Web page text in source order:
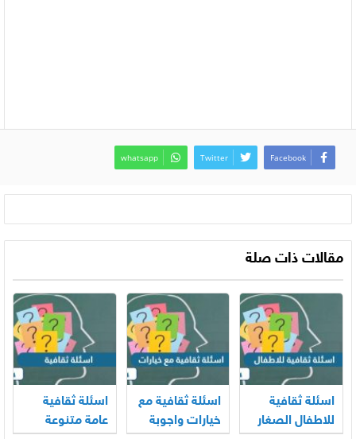
Facebook
Twitter
whatsapp
مقالات ذات صلة
اسئلة ثقافية
للاطفال الصغار
اسئلة ثقافية مع
خيارات واجوبة
اسئلة ثقافية
عامة متنوعة